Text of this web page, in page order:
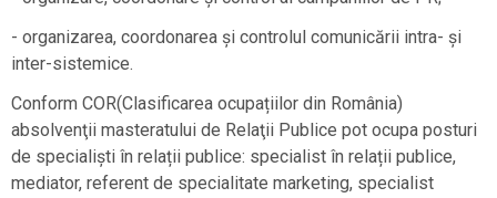
- organizarea, coordonarea și controlul comunicării intra- și
inter-sistemice.
Conform COR(Clasificarea ocupațiilor din România)
absolvenţii masteratului de Relaţii Publice pot ocupa posturi
de specialiști în relații publice: specialist în relații publice,
mediator, referent de specialitate marketing, specialist